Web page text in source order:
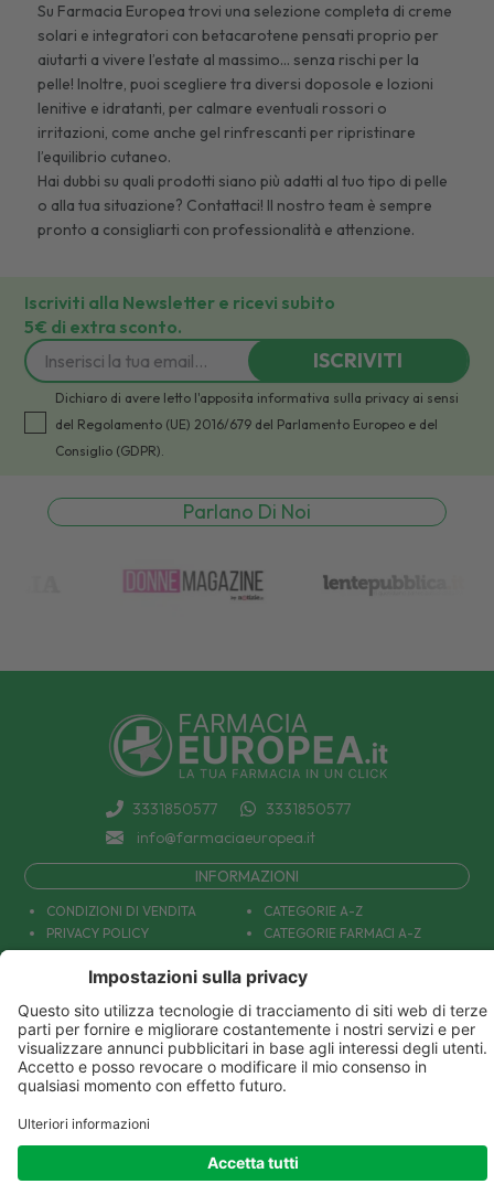
Su Farmacia Europea trovi una selezione completa di creme
solari e integratori con betacarotene pensati proprio per
aiutarti a vivere l’estate al massimo… senza rischi per la
pelle! Inoltre, puoi scegliere tra diversi doposole e lozioni
lenitive e idratanti, per calmare eventuali rossori o
irritazioni, come anche gel rinfrescanti per ripristinare
l’equilibrio cutaneo.
Hai dubbi su quali prodotti siano più adatti al tuo tipo di pelle
o alla tua situazione? Contattaci! Il nostro team è sempre
pronto a consigliarti con professionalità e attenzione.
Iscriviti alla Newsletter e ricevi subito
5€ di extra sconto.
ISCRIVITI
Dichiaro di avere letto l'apposita informativa sulla privacy ai sensi
del Regolamento (UE) 2016/679 del Parlamento Europeo e del
Consiglio (GDPR).
Parlano Di Noi
3331850577
3331850577
info@farmaciaeuropea.it
INFORMAZIONI
CONDIZIONI DI VENDITA
PRIVACY POLICY
COOKIE POLICY
DECONTRIBUZIONE INPS
PAGAMENTI
COUPON E OFFERTE
PATOLOGIE: CAUSE E RIMEDI
CATEGORIE A-Z
CATEGORIE FARMACI A-Z
MARCHI
TUTTO IL NOSTRO CATALOGO
CONTATTACI
DIVENTIAMO AMICI!
Parafarmacia Europea Srl - Via Petraro 380- 80050 Santa Maria la Carità (NA) - P.IVA